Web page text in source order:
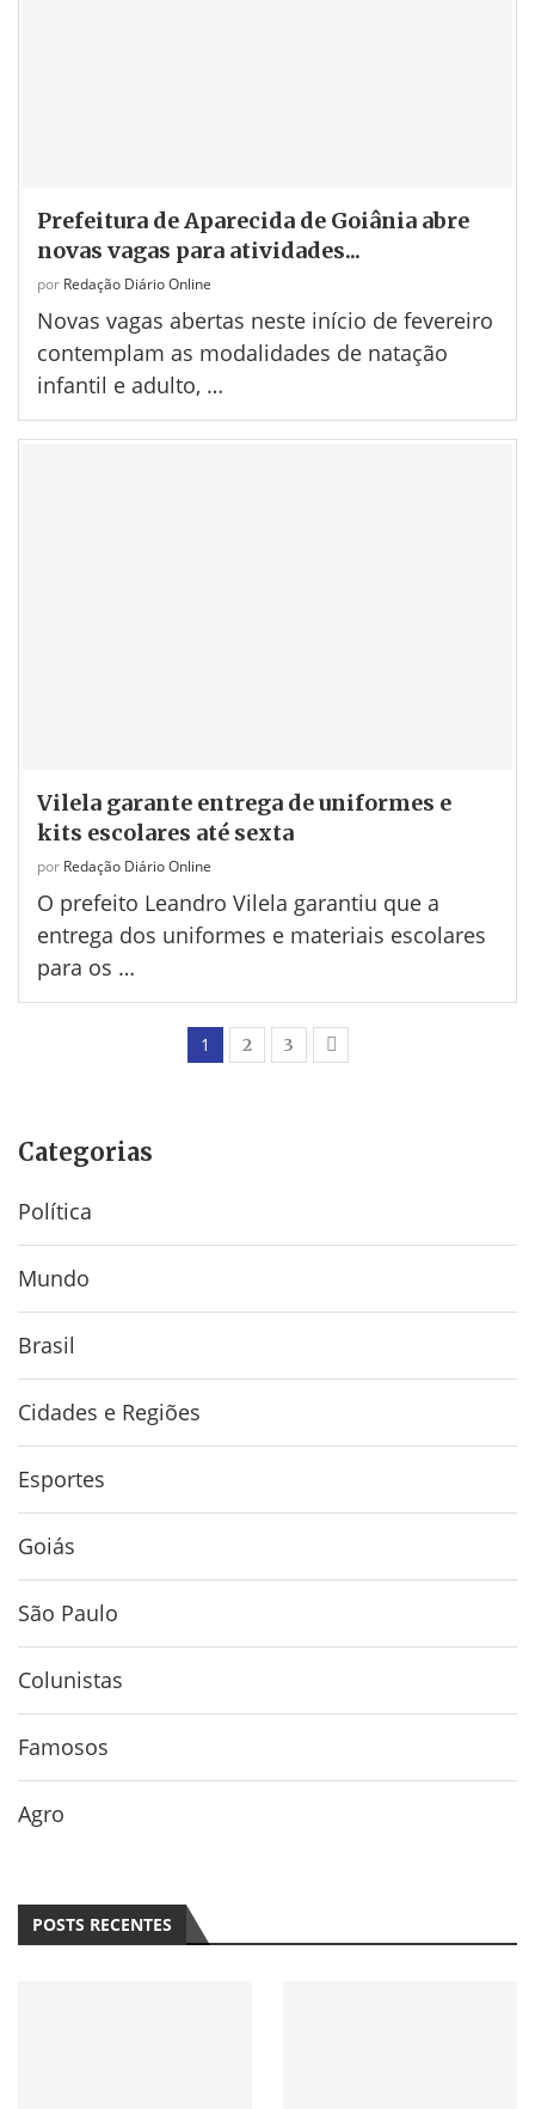
Prefeitura de Aparecida de Goiânia abre
novas vagas para atividades...
por Redação Diário Online
Novas vagas abertas neste início de fevereiro
contemplam as modalidades de natação
infantil e adulto, …
Vilela garante entrega de uniformes e
kits escolares até sexta
por Redação Diário Online
O prefeito Leandro Vilela garantiu que a
entrega dos uniformes e materiais escolares
para os …
1 2 3
Categorias
Política
Mundo
Brasil
Cidades e Regiões
Esportes
Goiás
São Paulo
Colunistas
Famosos
Agro
POSTS RECENTES